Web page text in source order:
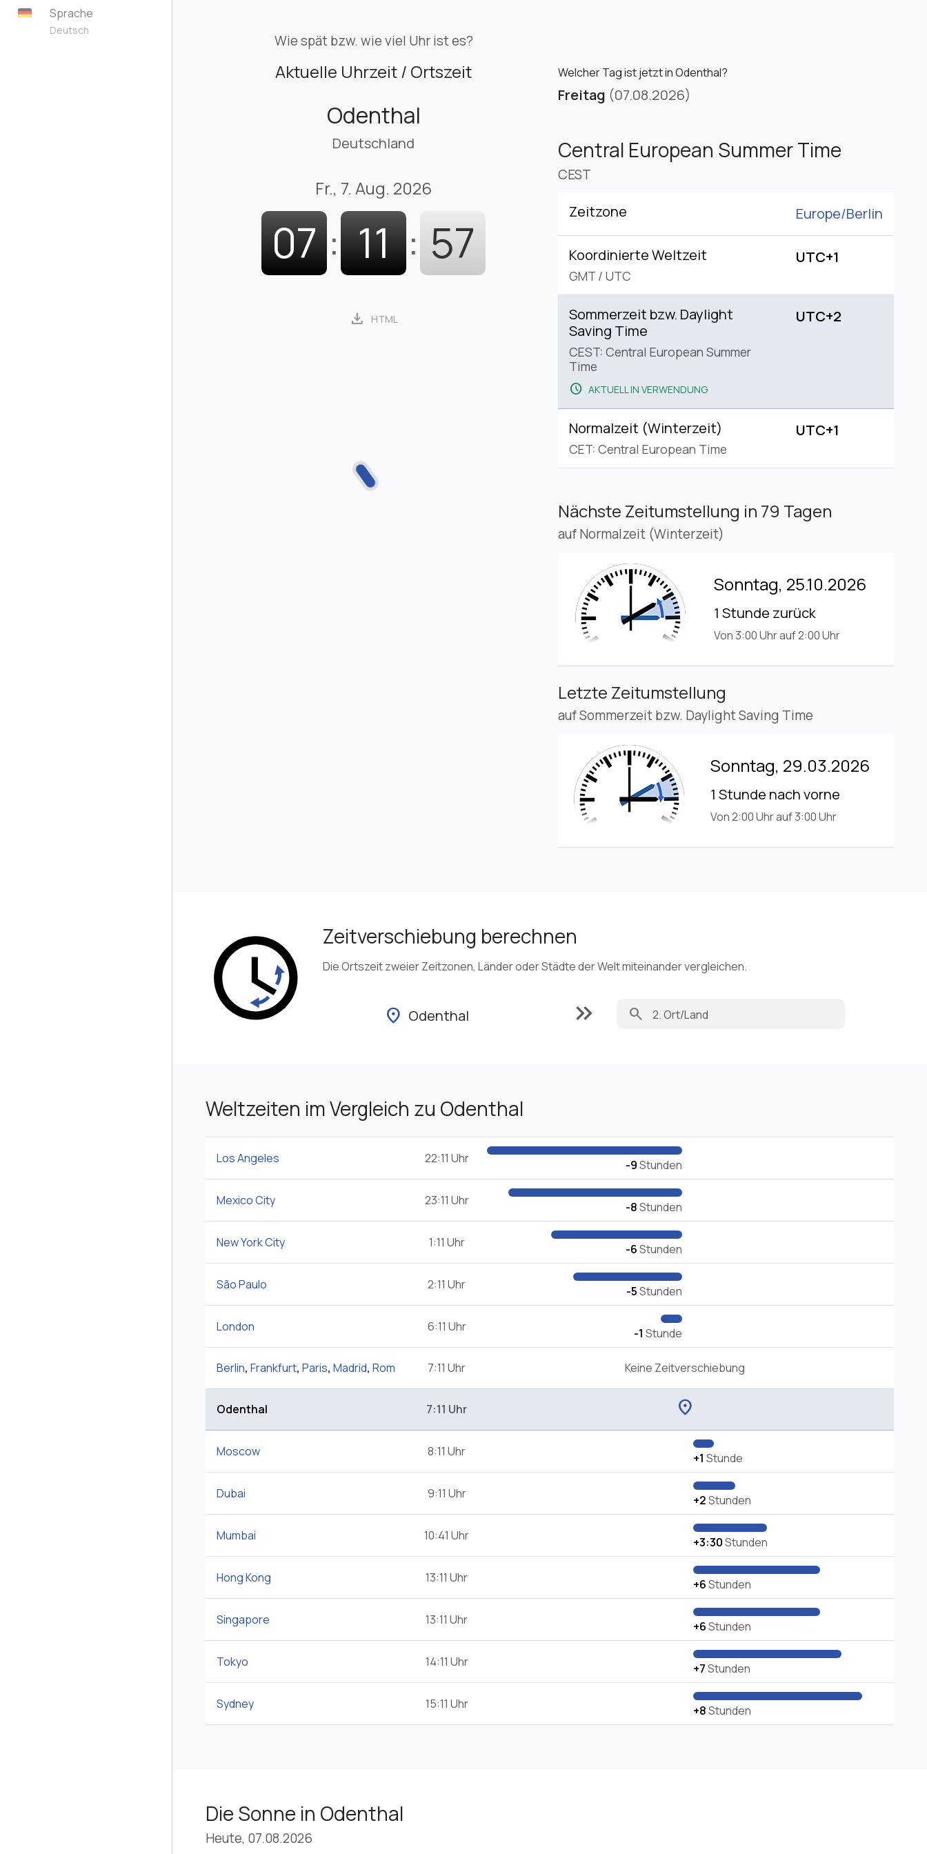
Sprache
Deutsch
Wie spät bzw. wie viel Uhr ist es?
Aktuelle Uhrzeit / Ortszeit
Odenthal
Deutschland
Fr., 7. Aug. 2026
07 : 11 : 58
download HTML
Welcher Tag ist jetzt in Odenthal?
Freitag (07.08.2026)
Central European Summer Time
CEST
Zeitzone Europe/Berlin
Koordinierte Weltzeit
GMT / UTC
UTC+1
Sommerzeit bzw. Daylight
Saving Time
CEST: Central European Summer
Time
schedule AKTUELL IN VERWENDUNG
UTC+2
Normalzeit (Winterzeit)
CET: Central European Time
UTC+1
Nächste Zeitumstellung in 79 Tagen
auf Normalzeit (Winterzeit)
Sonntag, 25.10.2026
1 Stunde zurück
Von 3:00 Uhr auf 2:00 Uhr
Letzte Zeitumstellung
auf Sommerzeit bzw. Daylight Saving Time
Sonntag, 29.03.2026
1 Stunde nach vorne
Von 2:00 Uhr auf 3:00 Uhr
Zeitverschiebung berechnen
Die Ortszeit zweier Zeitzonen, Länder oder Städte der Welt miteinander vergleichen.
location_on Odenthal keyboard_double_arrow_right search
Weltzeiten im Vergleich zu Odenthal
Los Angeles 22:11 Uhr -9Stunden
Mexico City 23:11 Uhr -8Stunden
New York City 1:11 Uhr -6Stunden
São Paulo 2:11 Uhr -5Stunden
London 6:11 Uhr -1 Stunde
Berlin, Frankfurt, Paris, Madrid, Rom 7:11 Uhr Keine Zeitverschiebung
Odenthal 7:11 Uhr location_on
Moscow 8:11 Uhr +1 Stunde
Dubai 9:11 Uhr +2Stunden
Mumbai 10:41 Uhr +3:30Stunden
Hong Kong 13:11 Uhr +6Stunden
Singapore 13:11 Uhr +6Stunden
Tokyo 14:11 Uhr +7Stunden
Sydney 15:11 Uhr +8Stunden
Die Sonne in Odenthal
Heute, 07.08.2026